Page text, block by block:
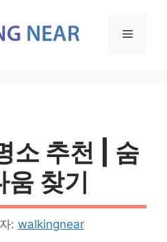
메
소 추천 | 숨
움 찾기
: walkingnear